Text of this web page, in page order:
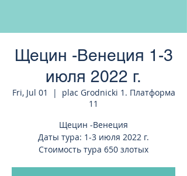
Щецин -Венеция 1-3
июля 2022 г.
Fri, Jul 01
  |
plac Grodnicki 1. Платформа
11
Щецин -Венеция
Даты тура: 1-3 июля 2022 г.
Стоимость тура 650 злотых